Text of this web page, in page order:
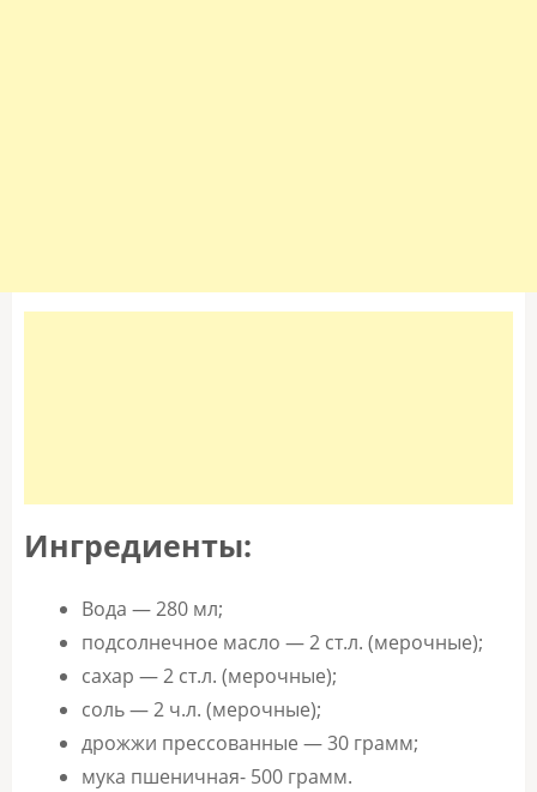
Ингредиенты:
Вода — 280 мл;
подсолнечное масло — 2 ст.л. (мерочные);
сахар — 2 ст.л. (мерочные);
соль — 2 ч.л. (мерочные);
дрожжи прессованные — 30 грамм;
мука пшеничная- 500 грамм.